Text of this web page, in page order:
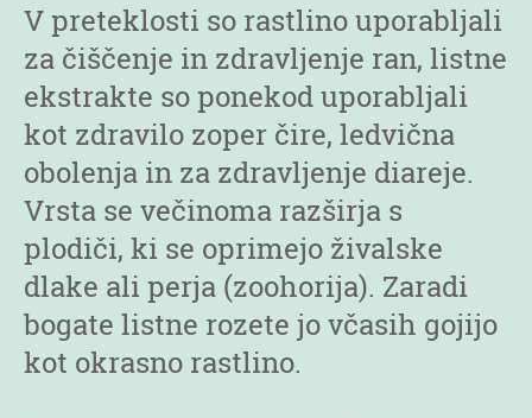
V preteklosti so rastlino uporabljali
za čiščenje in zdravljenje ran, listne
ekstrakte so ponekod uporabljali
kot zdravilo zoper čire, ledvična
obolenja in za zdravljenje diareje.
Vrsta se večinoma razširja s
plodiči, ki se oprimejo živalske
dlake ali perja (zoohorija). Zaradi
bogate listne rozete jo včasih gojijo
kot okrasno rastlino.